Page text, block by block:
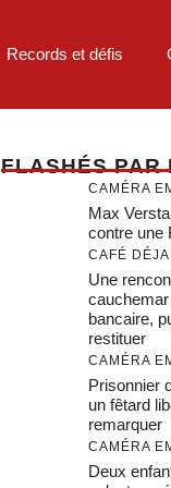
Records et défis
FLASHÉS PAR
CAMÉRA
Max
contre une
CAFÉ
Une
bancaire,
restituer
CAMÉRA
Prisonnier
un fêtard
remarquer
CAMÉRA
Deux